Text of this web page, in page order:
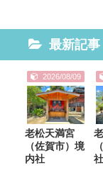
最新記事
2026/08/09
老松天満宮
（佐賀市）境
内社